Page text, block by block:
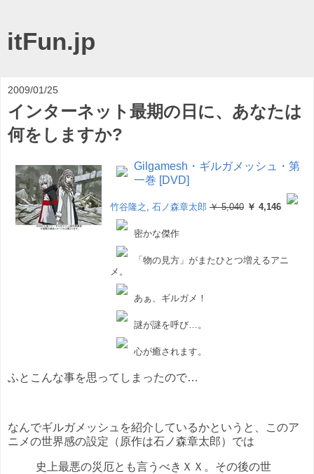
itFun.jp
2009/01/25
インターネット最期の日に、あなたは
何をしますか?
Gilgamesh・ギルガメッシュ・第
一巻 [DVD]
竹谷隆之 石ノ森章太郎 ￥ 5,040 ￥ 4,146
密かな傑作
「物の見方」がまたひとつ増えるアニ
メ。
あぁ、ギルガメ！
謎が謎を呼び…。
心が癒されます。
ふとこんな事を思ってしまったので…
なんでギルガメッシュを紹介しているかというと、このア
ニメの世界感の設定（原作は石ノ森章太郎）では
史上最悪の災厄とも言うべきＸＸ。その後の世